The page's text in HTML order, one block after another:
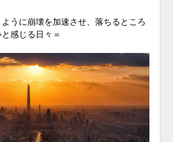
うに崩壊を加速させ、落ちるところ
感じる日々＝